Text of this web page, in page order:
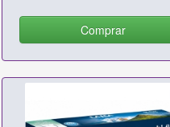
Comprar